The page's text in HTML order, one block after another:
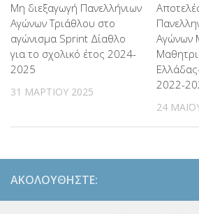
Μη διεξαγωγή Πανελλήνιων
Αγώνων Τριάθλου στο
αγώνισμα Sprint Δίαθλο
για το σχολικό έτος 2024-
2025
31 ΜΑΡΤΊΟΥ 2025
Αγώνων
2022-
24
ΑΚΟΛΟΥΘΉΣΤΕ: